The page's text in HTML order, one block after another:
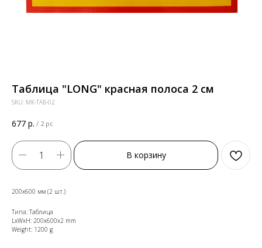
Таблица "LONG" красная полоса 2 см
SKU: МК-ТАБ-02
677 р. / 2 pc
В корзину
200х600 мм (2 шт.)
Типа: Таблица
LxWxH: 200x600x2 mm
Weight: 1200 g